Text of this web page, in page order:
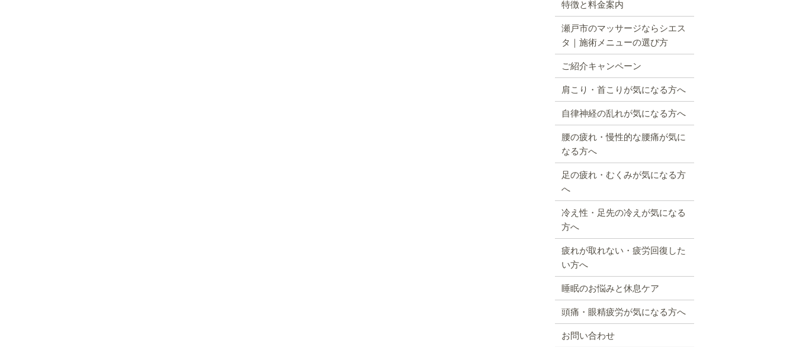
特徴と料金案内
瀬戸市のマッサージならシエス
タ｜施術メニューの選び方
ご紹介キャンペーン
肩こり・首こりが気になる方へ
自律神経の乱れが気になる方へ
腰の疲れ・慢性的な腰痛が気に
なる方へ
足の疲れ・むくみが気になる方
へ
冷え性・足先の冷えが気になる
方へ
疲れが取れない・疲労回復した
い方へ
睡眠のお悩みと休息ケア
頭痛・眼精疲労が気になる方へ
お問い合わせ